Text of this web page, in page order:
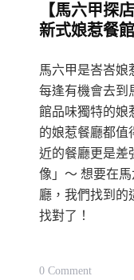
一
星
惹
式
餐
廳
·
傳
數
【馬六甲探
新式娘惹餐
馬六甲是峇峇娘
每逢有機會去到
館品味獨特的娘
的娘惹餐廳都值
近的餐廳更是差
像」～ 想要在
廳，我們找到的
找對了！
0 CommentOn